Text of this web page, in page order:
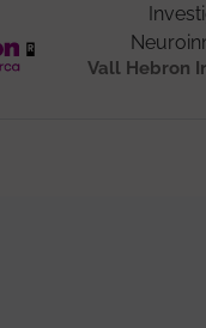
Vall Hebron